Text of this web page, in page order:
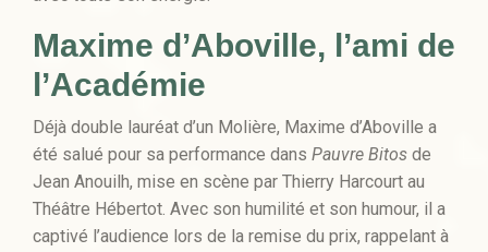
Maxime d’Aboville, l’ami de
l’Académie
Déjà double lauréat d’un Molière, Maxime d’Aboville a
été salué pour sa performance dans Pauvre Bitos de
Jean Anouilh, mise en scène par Thierry Harcourt au
Théâtre Hébertot. Avec son humilité et son humour, il a
captivé l’audience lors de la remise du prix, rappelant à